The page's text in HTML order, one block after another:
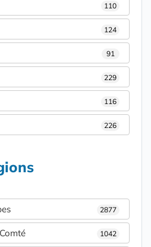
110
124
91
229
116
226
2877
1042